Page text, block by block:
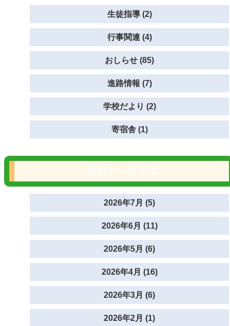
生徒指導 (2)
行事関連 (4)
おしらせ (85)
進路情報 (7)
学校だより (2)
寄宿舎 (1)
2026年7月 (5)
2026年6月 (11)
2026年5月 (6)
2026年4月 (16)
2026年3月 (6)
2026年2月 (1)